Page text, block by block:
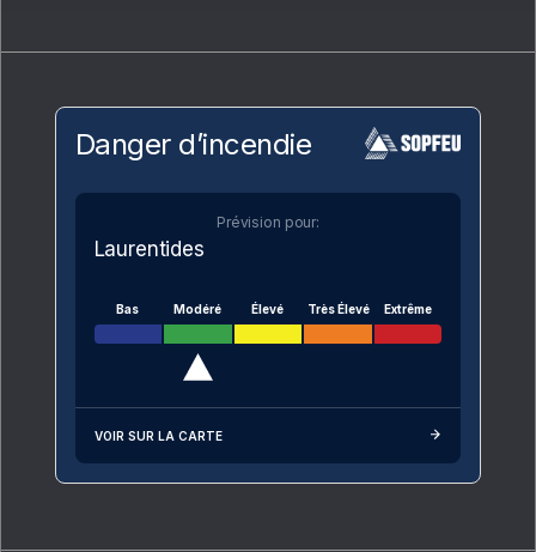
Danger d’incendie
Prévision pour:
Laurentides
Bas Modéré Élevé Très Élevé Extrême
VOIR SUR LA CARTE